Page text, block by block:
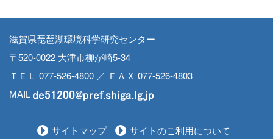
滋賀県琵琶湖環境科学研究センター
〒520-0022 大津市柳が崎5-34
ＴＥＬ 077-526-4800 ／ ＦＡＸ 077-526-4803
MAIL
サイトマップ サイトのご利用について